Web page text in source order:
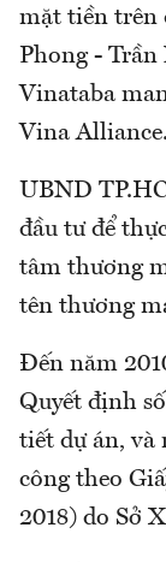
mặt tiền trên
Phong - Trần
Vinataba
Vina Alliance.
UBND
đầu tư để
tâm thương
tên thương
Đến năm
Quyết định
tiết dự án, và
công theo
2018) do Sở